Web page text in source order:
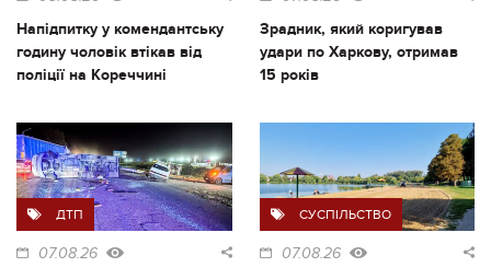
Напідпитку у комендантську
годину чоловік втікав від
поліції на Кореччині
Зрадник, який коригував
удари по Харкову, отримав
15 років
ДТП
07.08.26
СУСПІЛЬСТВО
07.08.26